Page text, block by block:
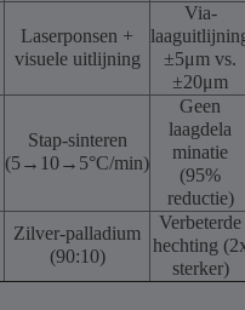
Laserponsen +
visuele uitlijning
Via-
±5μm vs.
±20μm
Stap-sinteren
(5→10→5°C/min)
Geen
laagdela
minatie
(95%
reductie)
Zilver-palladium
(90:10)
Verbeterde
hechting
sterker)